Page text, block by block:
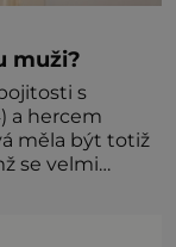
muži?
s
a hercem
měla být totiž
se velmi